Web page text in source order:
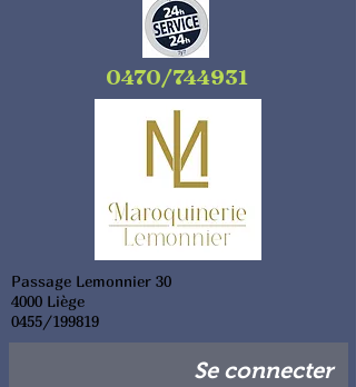
0470/744931
Passage Lemonnier 30
4000 Liège
0455/199819
Se connecter